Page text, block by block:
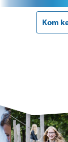
Kom
Onze school
Ons onderwijs